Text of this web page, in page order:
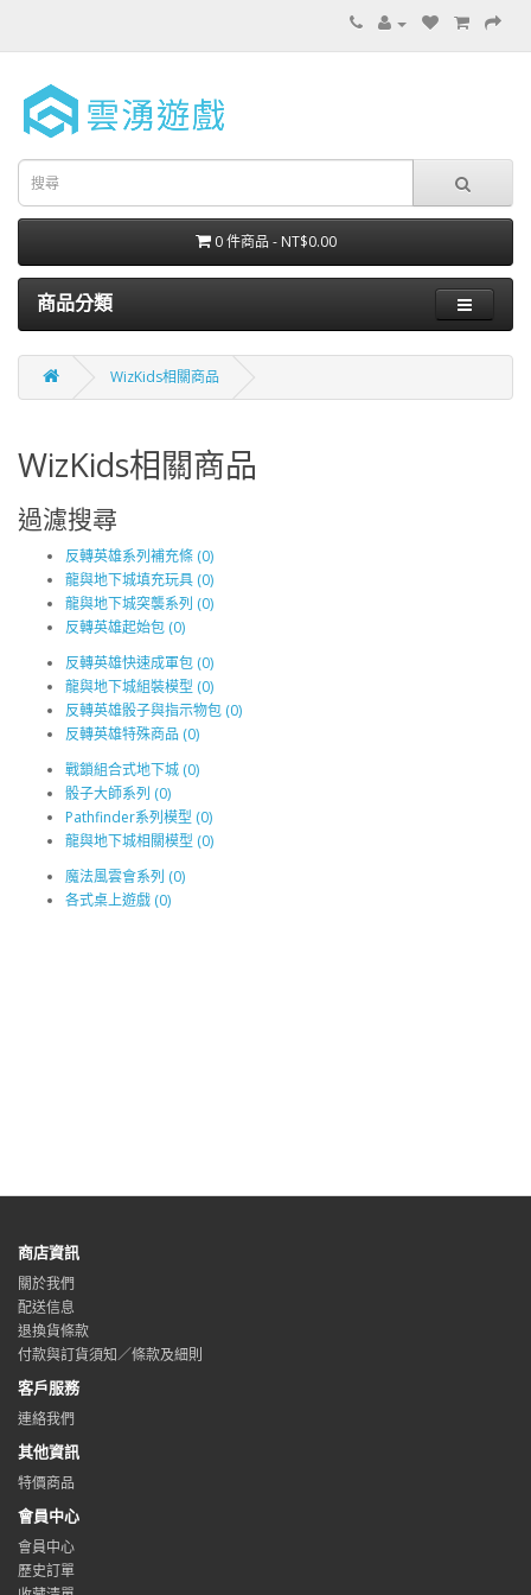
0 件商品 - NT$0.00
商品分類
WizKids相關商品
WizKids相關商品
過濾搜尋
反轉英雄系列補充條 (0)
龍與地下城填充玩具 (0)
龍與地下城突襲系列 (0)
反轉英雄起始包 (0)
反轉英雄快速成軍包 (0)
龍與地下城組裝模型 (0)
反轉英雄骰子與指示物包 (0)
反轉英雄特殊商品 (0)
戰鎖組合式地下城 (0)
骰子大師系列 (0)
Pathfinder系列模型 (0)
龍與地下城相關模型 (0)
魔法風雲會系列 (0)
各式桌上遊戲 (0)
商店資訊
關於我們
配送信息
退換貨條款
付款與訂貨須知／條款及細則
客戶服務
連絡我們
其他資訊
特價商品
會員中心
會員中心
歷史訂單